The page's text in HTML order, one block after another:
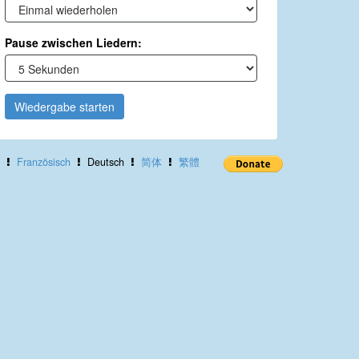
Pause zwischen Liedern:
Wiedergabe starten
Französisch Deutsch 简体 繁體